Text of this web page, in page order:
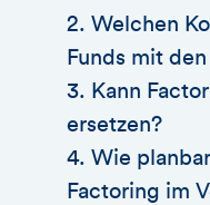
2. Welchen
Funds mit
3. Kann
ersetzen?
4. Wie
Factoring im